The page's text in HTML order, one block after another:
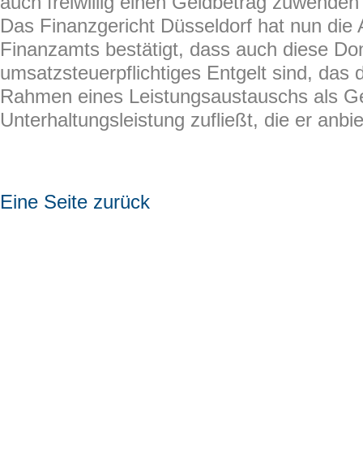
Das Finanzgericht Düsseldorf hat nun die
Finanzamts bestätigt, dass auch diese
umsatzsteuerpflichtiges Entgelt sind, das
Rahmen eines Leistungsaustauschs als
Unterhaltungsleistung zufließt, die er
Eine Seite zurück